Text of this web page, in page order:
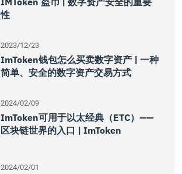
性
2023/12/23
ImToken钱包怎么买卖数字资产 | 一种
简单、安全的数字资产交易方式
2024/02/09
ImToken可用于以太经典（ETC）——
区块链世界的入口 | ImToken
2024/02/01